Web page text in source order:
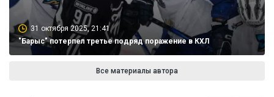
31 октября 2025, 21:41
"Барыс" потерпел третье подряд поражение в КХЛ
Все материалы автора